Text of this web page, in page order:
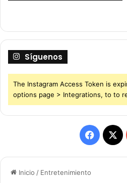
Inicio / Entretenimiento
Síguenos
The Instagram Access Token is
options page > Integrations, to to
F
a
X